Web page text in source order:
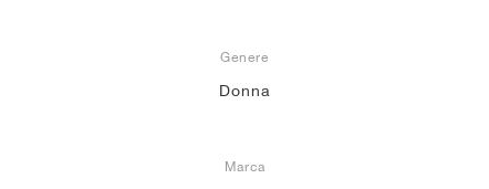
Genere
Donna
Marca